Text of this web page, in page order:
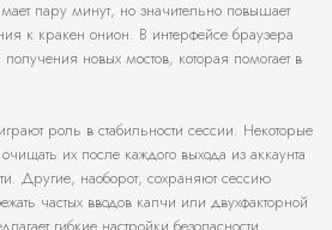
пару минут, но значительно повышает
к кракен онион. В интерфейсе браузера
новых мостов, которая помогает в
роль в стабильности сессии. Некоторые
их после каждого выхода из аккаунта
Другие, наоборот, сохраняют сессию
частых вводов капчи или двухфакторной